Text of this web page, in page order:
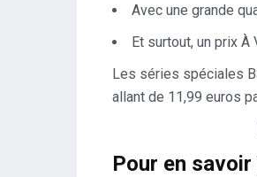
Avec une grande
Et surtout, un prix À
Les séries spéciales
allant de 11,99 euros
Pour en savoir